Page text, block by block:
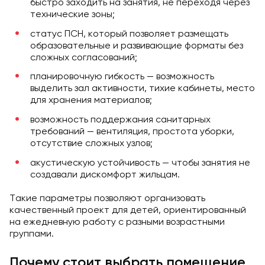
технические зоны;
статус ПСН, который позволяет размещать
образовательные и развивающие форматы без
сложных согласований;
планировочную гибкость — возможность
выделить зал активности, тихие кабинеты, место
для хранения материалов;
возможность поддержания санитарных
требований — вентиляция, простота уборки,
отсутствие сложных узлов;
акустическую устойчивость — чтобы занятия не
создавали дискомфорт жильцам.
Такие параметры позволяют организовать
качественный проект для детей, ориентированный
на ежедневную работу с разными возрастными
группами.